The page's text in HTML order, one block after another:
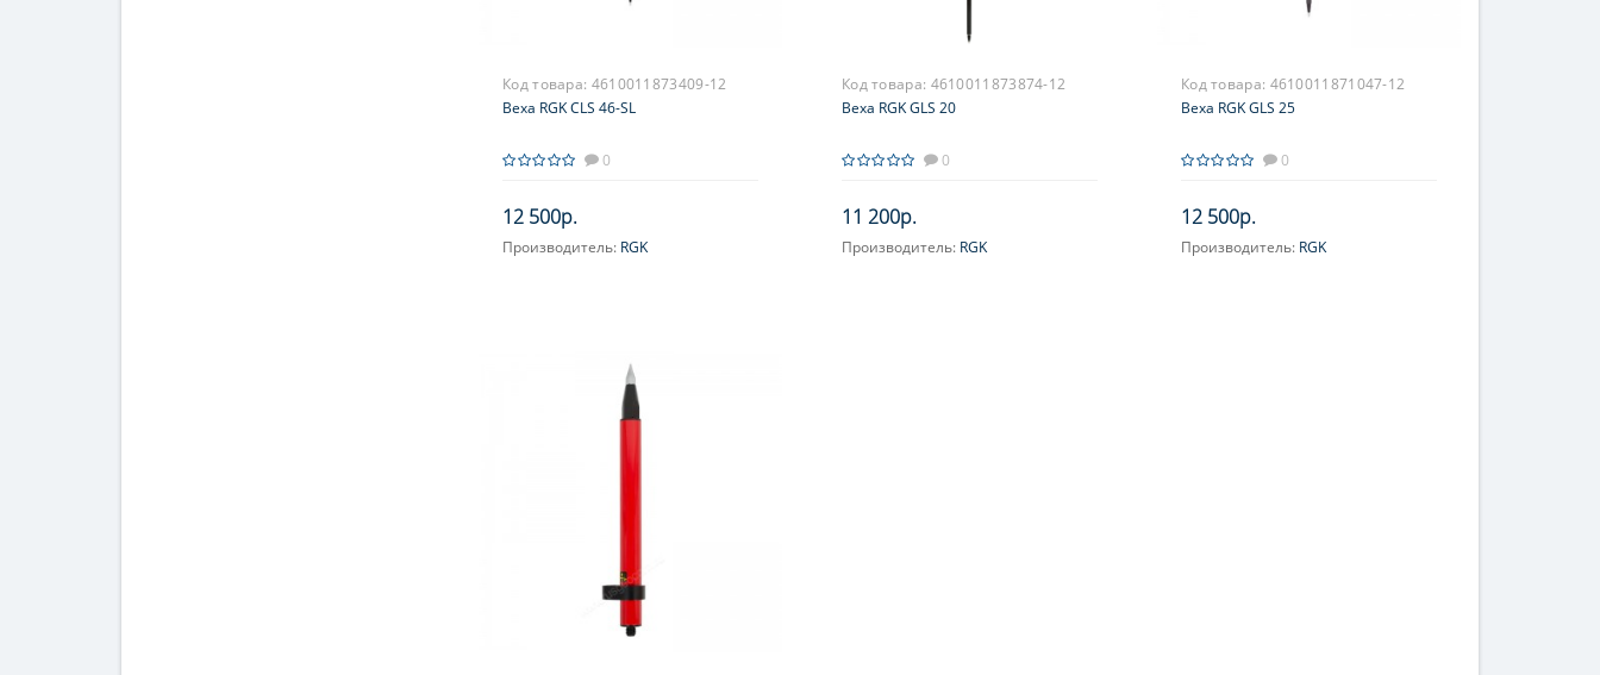
Код товара: 4610011873409-12
Веха RGK CLS 46-SL
0
12 500р.
Производитель: RGK
Код товара: 4610011873874-12
Веха RGK GLS 20
0
11 200р.
Производитель: RGK
Код товара: 4610011871047-12
Веха RGK GLS 25
0
12 500р.
Производитель: RGK